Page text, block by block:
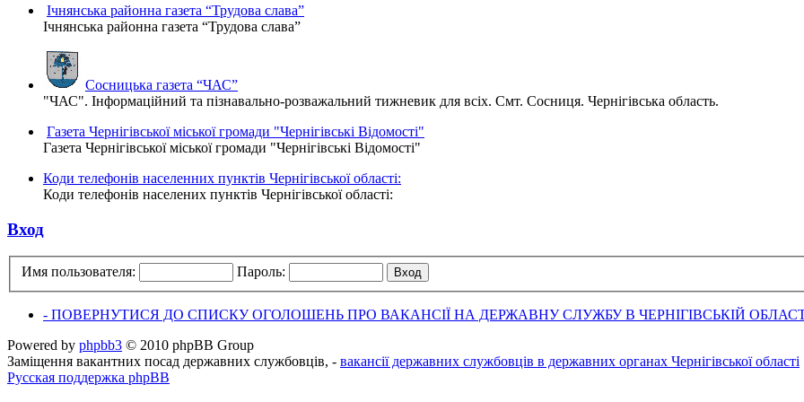
Ічнянська районна газета “Трудова слава”
Ічнянська районна газета “Трудова слава”
Сосницька газета “ЧАС”
"ЧАС". Інформаційний та пізнавально-розважальний тижневик для всіх. Смт. Сосниця. Чернігівська область.
Газета Чернігівської міської громади "Чернігівські Відомості"
Газета Чернігівської міської громади "Чернігівські Відомості"
Коди телефонів населенних пунктів Чернігівської області:
Коди телефонів населених пунктів Чернігівської області:
Вход
Имя пользователя: Пароль:
- ПОВЕРНУТИСЯ ДО СПИСКУ ОГОЛОШЕНЬ ПРО ВАКАНСІЇ НА ДЕРЖАВНУ СЛУЖБУ В ЧЕРНІГІВСЬКІЙ
Powered by phpbb3 © 2010 phpBB Group
Заміщення вакантних посад державних службовців, - вакансії державних службовців в державних органах Чернігівської області
Русская поддержка phpBB